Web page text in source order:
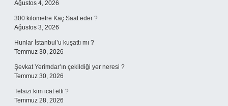
Ağustos 4, 2026
300 kilometre Kaç Saat eder ?
Ağustos 3, 2026
Hunlar İstanbul’u kuşattı mı ?
Temmuz 30, 2026
Şevkat Yerimdar’ın çekildiği yer neresi ?
Temmuz 30, 2026
Telsizi kim icat etti ?
Temmuz 28, 2026